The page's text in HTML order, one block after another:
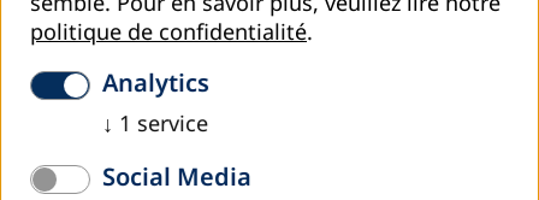
politique de confidentialité.
Analytics
↓ 1 service
Social Media